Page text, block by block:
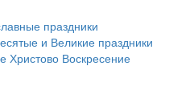
праздники
и Великие праздники
Христово Воскресение